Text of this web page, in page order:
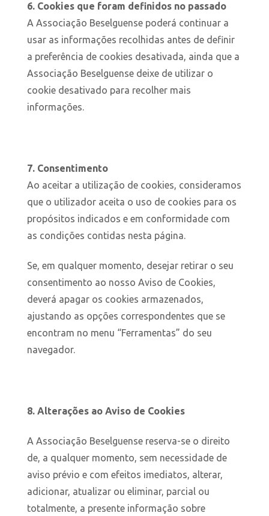
6. Cookies que foram definidos no passado
A Associação Beselguense poderá continuar a
usar as informações recolhidas antes de definir
a preferência de cookies desativada, ainda que a
Associação Beselguense deixe de utilizar o
cookie desativado para recolher mais
informações.
7. Consentimento
Ao aceitar a utilização de cookies, consideramos
que o utilizador aceita o uso de cookies para os
propósitos indicados e em conformidade com
as condições contidas nesta página.
Se, em qualquer momento, desejar retirar o seu
consentimento ao nosso Aviso de Cookies,
deverá apagar os cookies armazenados,
ajustando as opções correspondentes que se
encontram no menu “Ferramentas” do seu
navegador.
8. Alterações ao Aviso de Cookies
A Associação Beselguense reserva-se o direito
de, a qualquer momento, sem necessidade de
aviso prévio e com efeitos imediatos, alterar,
adicionar, atualizar ou eliminar, parcial ou
totalmente, a presente informação sobre